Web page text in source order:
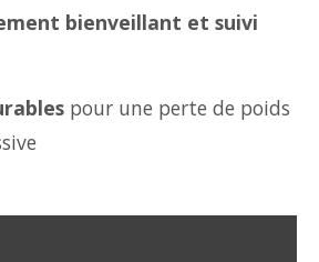
bienveillant et suivi
pour une perte de poids